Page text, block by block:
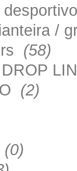
/
(58)
(2)
(0)